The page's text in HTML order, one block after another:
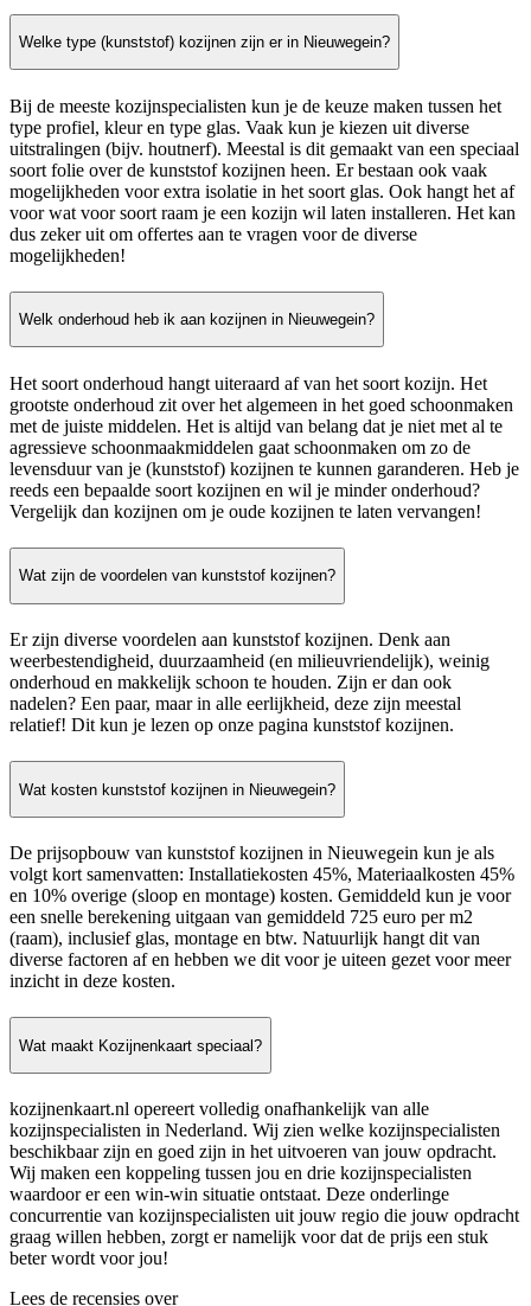
Welke type (kunststof) kozijnen zijn er in Nieuwegein?
Bij de meeste kozijnspecialisten kun je de keuze maken tussen het
type profiel, kleur en type glas. Vaak kun je kiezen uit diverse
uitstralingen (bijv. houtnerf). Meestal is dit gemaakt van een speciaal
soort folie over de kunststof kozijnen heen. Er bestaan ook vaak
mogelijkheden voor extra isolatie in het soort glas. Ook hangt het af
voor wat voor soort raam je een kozijn wil laten installeren. Het kan
dus zeker uit om offertes aan te vragen voor de diverse
mogelijkheden!
Welk onderhoud heb ik aan kozijnen in Nieuwegein?
Het soort onderhoud hangt uiteraard af van het soort kozijn. Het
grootste onderhoud zit over het algemeen in het goed schoonmaken
met de juiste middelen. Het is altijd van belang dat je niet met al te
agressieve schoonmaakmiddelen gaat schoonmaken om zo de
levensduur van je (kunststof) kozijnen te kunnen garanderen. Heb je
reeds een bepaalde soort kozijnen en wil je minder onderhoud?
Vergelijk dan kozijnen om je oude kozijnen te laten vervangen!
Wat zijn de voordelen van kunststof kozijnen?
Er zijn diverse voordelen aan kunststof kozijnen. Denk aan
weerbestendigheid, duurzaamheid (en milieuvriendelijk), weinig
onderhoud en makkelijk schoon te houden. Zijn er dan ook
nadelen? Een paar, maar in alle eerlijkheid, deze zijn meestal
relatief! Dit kun je lezen op onze pagina kunststof kozijnen.
Wat kosten kunststof kozijnen in Nieuwegein?
De prijsopbouw van kunststof kozijnen in Nieuwegein kun je als
volgt kort samenvatten: Installatiekosten 45%, Materiaalkosten 45%
en 10% overige (sloop en montage) kosten. Gemiddeld kun je voor
een snelle berekening uitgaan van gemiddeld 725 euro per m2
(raam), inclusief glas, montage en btw. Natuurlijk hangt dit van
diverse factoren af en hebben we dit voor je uiteen gezet voor meer
inzicht in deze kosten.
Wat maakt Kozijnenkaart speciaal?
kozijnenkaart.nl opereert volledig onafhankelijk van alle
kozijnspecialisten in Nederland. Wij zien welke kozijnspecialisten
beschikbaar zijn en goed zijn in het uitvoeren van jouw opdracht.
Wij maken een koppeling tussen jou en drie kozijnspecialisten
waardoor er een win-win situatie ontstaat. Deze onderlinge
concurrentie van kozijnspecialisten uit jouw regio die jouw opdracht
graag willen hebben, zorgt er namelijk voor dat de prijs een stuk
beter wordt voor jou!
Lees de recensies over